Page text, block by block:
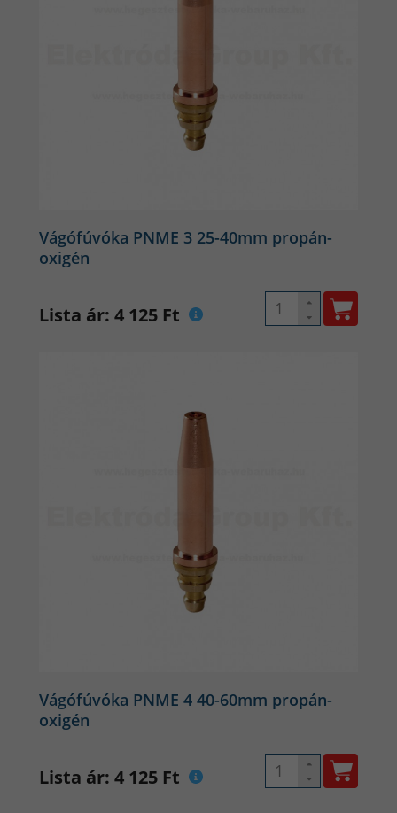
Vágófúvóka PNME 3 25-40mm propán-
oxigén
Lista ár: 4 125 Ft
Vágófúvóka PNME 4 40-60mm propán-
oxigén
Lista ár: 4 125 Ft